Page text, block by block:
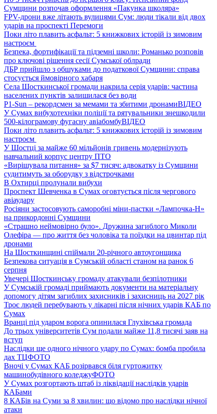
Сумщини розпочав оформлення «Пакунка школяра»
FPV-дрони вже літають вулицями Сум: люди тікали від двох
ударів на проспекті Перемоги
Поки літо плавить асфальт: 5 книжкових історій із зимовим
настроєм
Безпека, фортифікації та підземні школи: Романько розповів
про ключові рішення сесії Сумської облради
ДБР прийшло з обшуками до податкової Сумщини: справа
стосується ймовірного хабаря
Села Шосткинської громади накрила серія ударів: частина
населених пунктів залишилася без води
P1-Sun – рекордсмен за мемами та збитими дронамиВІДЕО
У Сумах вибухотехніки поліції та рятувальники знешкодили
500-кілограмову фугасну авіабомбуВІДЕО
Поки літо плавить асфальт: 5 книжкових історій із зимовим
настроєм
У Шостці за майже 60 мільйонів гривень модернізують
навчальний корпус центру ПТО
«Вирішувала питання» за $7 тисяч: адвокатку із Сумщини
судитимуть за оборудку з відстрочками
В Охтирці пролунали вибухи
Проспект Шевченка в Сумах оговтується після чергового
авіаудару
Росіяни застосовують саморобні міни-пастки «Лампочка-Н»
на прикордонні Сумщини
«Страшно неймовірно було». Дружина загиблого Миколи
Олефіра — про життя без чоловіка та поїздки на цвинтар під
дронами
На Шосткинщині спіймали 20-річного автоугонщика
Безпекова ситуація в Сумській області станом на ранок 6
серпня
Увечері Шосткинську громаду атакували безпілотники
У Сумській громаді приймають документи на матеріальну
допомогу дітям загиблих захисників і захисниць на 2027 рік
Троє людей перебувають у лікарні після нічних ударів КАБ по
Сумах
Вранці під ударом ворога опинилася Глухівська громада
До трьох університетів Сум подали майже 11,8 тисячі заяв на
вступ
Наслідки ще одного нічного удару по Сумах: бомба пробила
дах ТЦФОТО
Вночі у Сумах КАБ розірвався біля гуртожитку
машинобудівного коледжуФОТО
У Сумах розгортають штаб із ліквідації наслідків ударів
КАБами
8 КАБів на Суми за 8 хвилин: що відомо про наслідки нічної
атаки